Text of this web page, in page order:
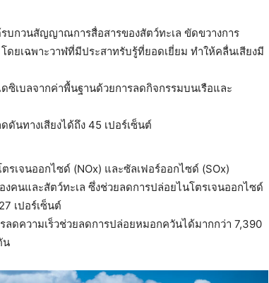
บกวนสัญญาณการสื่อสารของสัตว์ทะเล ขัดขวางการ
ยเฉพาะวาฬที่มีประสาทรับรู้ที่ยอดเยี่ยม ทำให้คลื่นเสียงมี
ซิเบลจากค่าพื้นฐานด้วยการลดกิจกรรมบนเรือและ
นทางเสียงได้ถึง 45 เปอร์เซ็นต์
รเจนออกไซด์ (NOx) และซัลเฟอร์ออกไซด์ (SOx)
งคนและสัตว์ทะเล ซึ่งช่วยลดการปล่อยไนโตรเจนออกไซด์
เปอร์เซ็นต์
ดความเร็วช่วยลดการปล่อยหมอกควันได้มากกว่า 7,390
น